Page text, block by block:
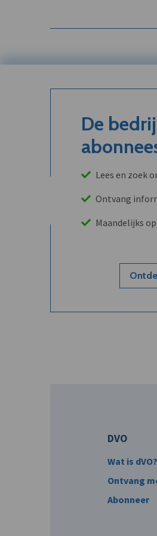
De
Lees en zoek
Ontvang
Maandelijks
DVO
Wat is dVO?
Ontvang
Abonneer